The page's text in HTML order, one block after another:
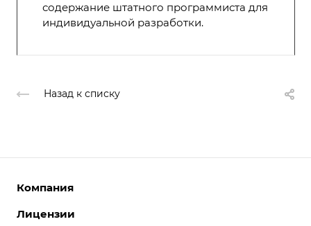
содержание штатного программиста для
индивидуальной разработки.
Назад к списку
Компания
О компании
Лицензии